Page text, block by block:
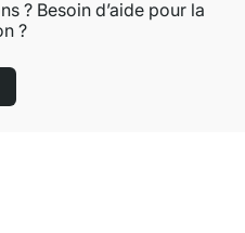
? Besoin d’aide pour la
?